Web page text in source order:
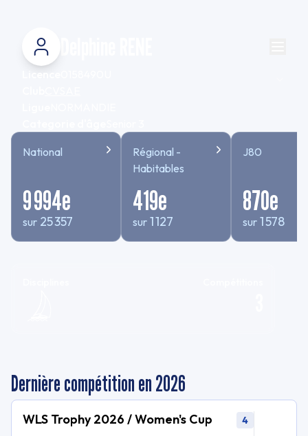
National
9 994e
sur 25 357
Régional -
Habitables
419e
sur 1 127
J80
870e
sur 1 578
Dernière compétition en 2026
WLS Trophy 2026 / Women's Cup 4